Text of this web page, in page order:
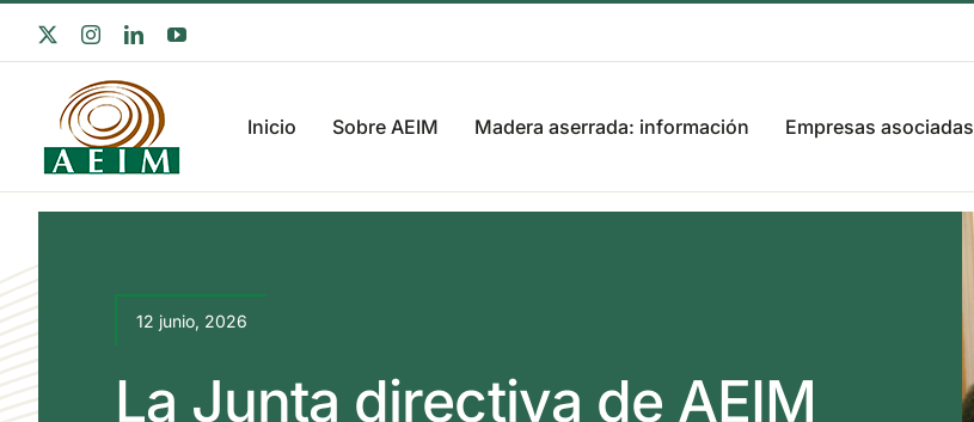
contenido
InstagramLinkedInYouTube
Inicio Sobre AEIM Madera aserrada: información Empresas asociadas
12 junio, 2026
La Junta directiva de AEIM